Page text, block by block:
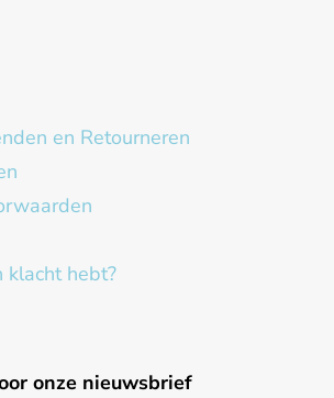
en Retourneren
klacht hebt?
onze nieuwsbrief